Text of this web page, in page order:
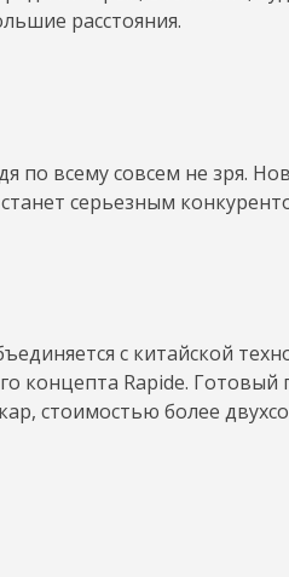
расстояния.
по всему совсем не зря.
серьезным
с китайской
концепта Rapide.
стоимостью более